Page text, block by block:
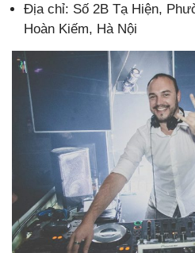
Địa chỉ: Số 2B Tạ Hiện,
Hoàn Kiếm, Hà Nội